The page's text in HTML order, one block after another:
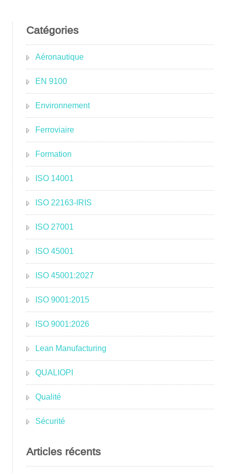
Catégories
Aéronautique
EN 9100
Environnement
Ferroviaire
Formation
ISO 14001
ISO 22163-IRIS
ISO 27001
ISO 45001
ISO 45001:2027
ISO 9001:2015
ISO 9001:2026
Lean Manufacturing
QUALIOPI
Qualité
Sécurité
Articles récents